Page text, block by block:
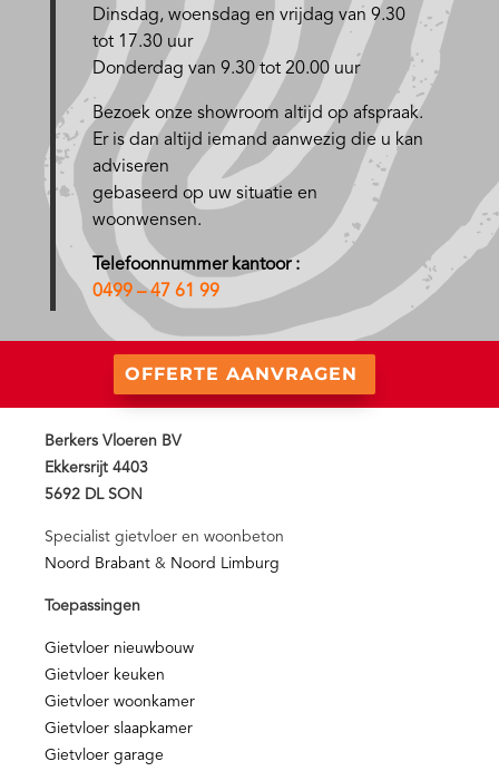
Dinsdag, woensdag en vrijdag van 9.30
tot 17.30 uur
Donderdag van 9.30 tot 20.00 uur
Bezoek onze showroom altijd op afspraak.
Er is dan altijd iemand aanwezig die u kan
adviseren
gebaseerd op uw situatie en
woonwensen.
Telefoonnummer kantoor :
0499 – 47 61 99
OFFERTE AANVRAGEN
Berkers Vloeren BV
Ekkersrijt 4403
5692 DL SON
Specialist gietvloer en woonbeton
Noord Brabant & Noord Limburg
Toepassingen
Gietvloer nieuwbouw
Gietvloer keuken
Gietvloer woonkamer
Gietvloer slaapkamer
Gietvloer garage